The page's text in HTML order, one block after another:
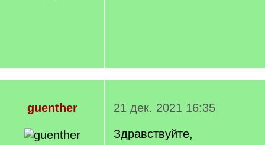
guenther
21 дек. 2021 16:35
Здравствуйте,